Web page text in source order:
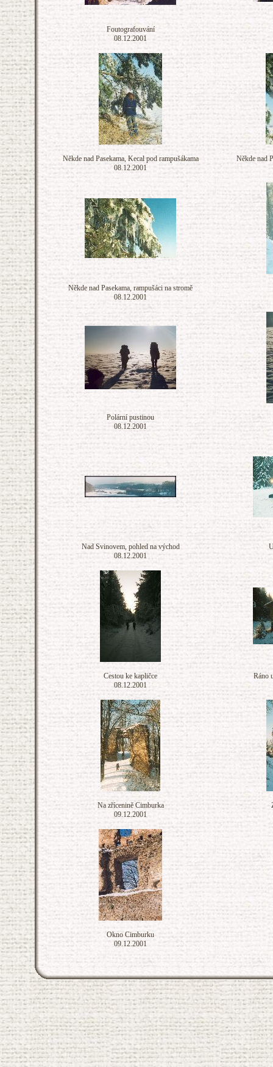
Foutografouvání
08.12.2001
Někde nad Pasekama, Kecal pod rampušákama
08.12.2001
Někde nad
Někde nad Pasekama, rampušáci na stromě
08.12.2001
Polární pustinou
08.12.2001
Nad Svinovem, pohled na východ
08.12.2001
Cestou ke kapličce
08.12.2001
Ráno
Na zřícenině Cimburka
09.12.2001
Okno Cimburku
09.12.2001